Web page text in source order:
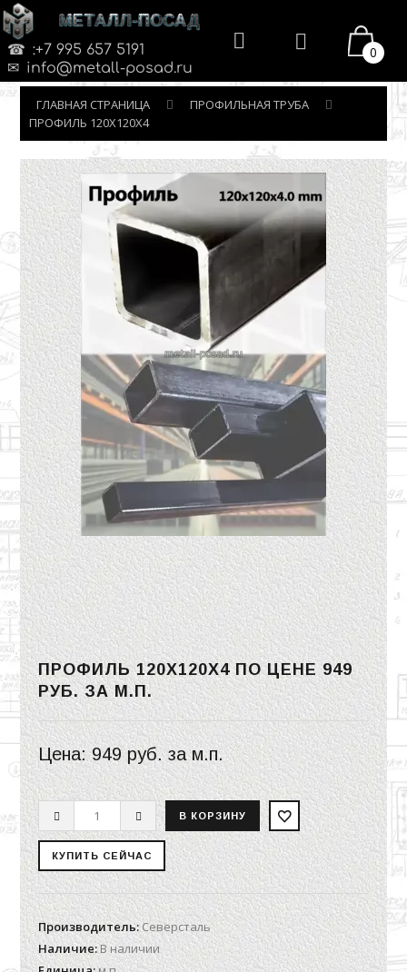
МЕТАЛЛ-ПОСАД
:+7 995 657 5191
info@metall-posad.ru
0
ГЛАВНАЯ СТРАНИЦА
ПРОФИЛЬНАЯ ТРУБА
ПРОФИЛЬ 120Х120Х4
ПРОФИЛЬ 120Х120Х4 ПО ЦЕНЕ949
РУБ.ЗА М.П.
Цена:949 руб.за м.п.
Производитель:Северсталь
Наличие:В наличии